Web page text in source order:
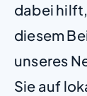
dabei
diesem
unseres
Sie auf